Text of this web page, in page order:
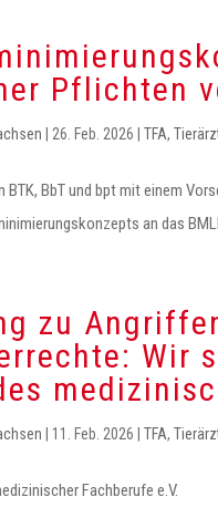
Pflichten
26. Feb. 2026 TFA,
BTK, BbT und bpt mit einem
an das
zu
Wir
11. Feb. 2026 TFA,
Fachberufe e.V.